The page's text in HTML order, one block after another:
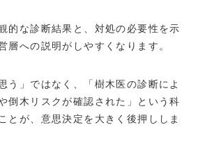
的な診断結果と、対処の必要性を示
層への説明がしやすくなります。
う」ではなく、「樹木医の診断によ
倒木リスクが確認された」という科
とが、意思決定を大きく後押ししま